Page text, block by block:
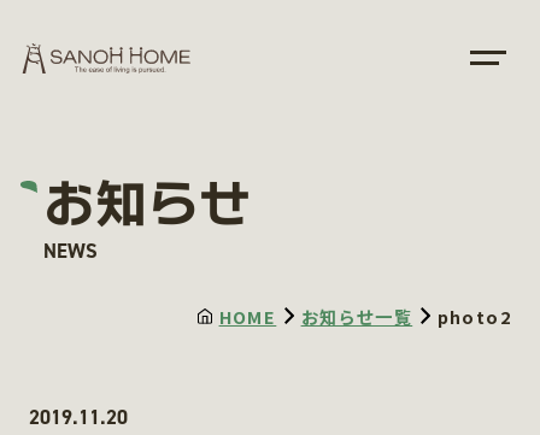
お知らせ
NEWS
HOME お知らせ一覧 photo2
2019.11.20